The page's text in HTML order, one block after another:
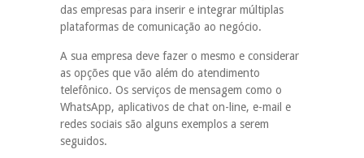
das empresas para inserir e integrar múltiplas
plataformas de comunicação ao negócio.
A sua empresa deve fazer o mesmo e considerar
as opções que vão além do atendimento
telefônico. Os serviços de mensagem como o
WhatsApp, aplicativos de chat on-line, e-mail e
redes sociais são alguns exemplos a serem
seguidos.